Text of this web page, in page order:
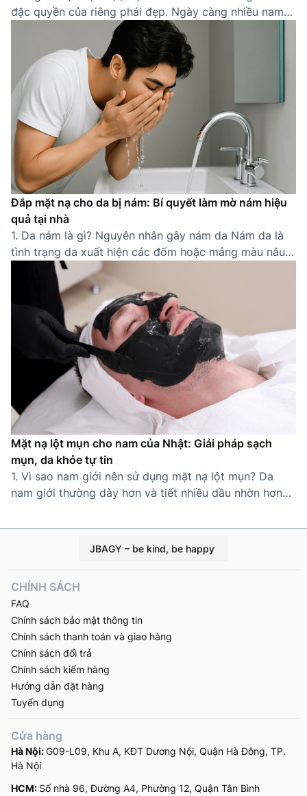
đặc quyền của riêng phái đẹp. Ngày càng nhiều nam
giới nhận thức được tầm quan trọng của việc sở hữu
một làn da khỏe mạnh, sạch sẽ. Một quy trình chăm
sóc da cho nam đúng cách không chỉ giúp cải thiện
[…]
Đắp mặt nạ cho da bị nám: Bí quyết làm mờ nám hiệu
quả tại nhà
1. Da nám là gì? Nguyên nhân gây nám da Nám da là
tình trạng da xuất hiện các đốm hoặc mảng màu nâu
sẫm do sự gia tăng bất thường của sắc tố melanin.
Thường gặp ở các khu vực dễ tiếp xúc ánh nắng như
gò má, trán, mũi, quanh miệng, nám khiến […]
Mặt nạ lột mụn cho nam của Nhật: Giải pháp sạch
mụn, da khỏe tự tin
1. Vì sao nam giới nên sử dụng mặt nạ lột mụn? Da
nam giới thường dày hơn và tiết nhiều dầu nhờn hơn
thành mụn cám, mụn đầu đen. Thói quen sinh hoạt bận
rộn, ít chăm sóc da càng làm tình […]
JBAGY – be kind, be happy
Cửa hàng
Hà Nội:G09-L09, Khu A, KĐT Dương Nội, Quận Hà Đông, TP.
Hà Nội
HCM: Số nhà 96, Đường A4, Phường 12, Quận Tân Bình
CHÍNH SÁCH
FAQ
Chính sách bảo mật thông tin
Chính sách thanh toán và giao hàng
Chính sách đổi trả
Chính sách kiểm hàng
Hướng dẫn đặt hàng
Tuyển dụng